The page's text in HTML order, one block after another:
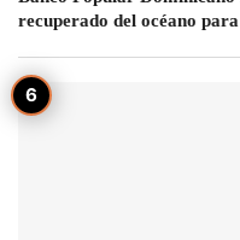
recuperado del océano